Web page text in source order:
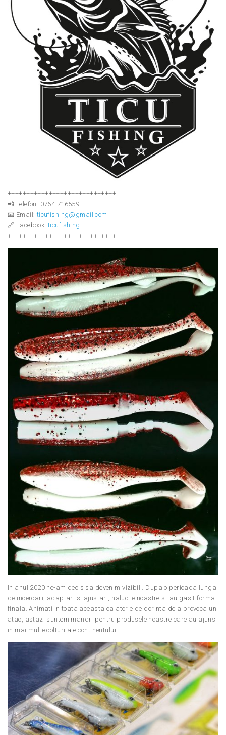
+++++++++++++++++++++++++++++
📲 Telefon: 0764 716559
📧 Email:ticufishing@gmail.com
🔗 Facebook:ticufishing
+++++++++++++++++++++++++++++
In anul 2020 ne-am decis sa devenim vizibili. Dupa o perioada lunga
de incercari, adaptari si ajustari, nalucile noastre si-au gasit forma
finala. Animati in toata aceasta calatorie de dorinta de a provoca un
atac, astazi suntem mandri pentru produsele noastre care au ajuns
in mai multe colturi ale continentului.